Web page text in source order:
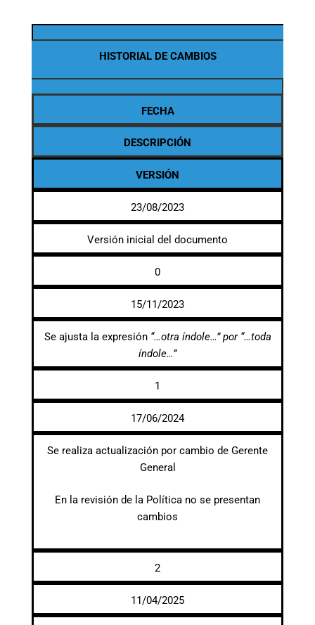
HISTORIAL DE CAMBIOS
FECHA
DESCRIPCIÓN
VERSIÓN
23/08/2023
Versión inicial del documento
0
15/11/2023
Se ajusta la expresión “…otra índole…” por “…toda
índole…”
1
17/06/2024
Se realiza actualización por cambio de Gerente
General
En la revisión de la Política no se presentan
cambios
2
11/04/2025